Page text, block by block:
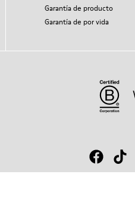
Garantía de producto
Garantía de por vida